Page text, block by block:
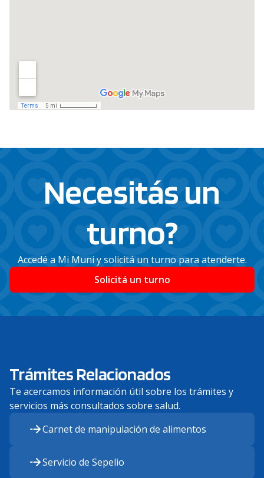
Necesitás un
turno?
Accedé a Mi Muni y solicitá un turno para atenderte.
Solicitá un turno
Trámites Relacionados
Te acercamos información útil sobre los trámites y
servicios más consultados sobre salud.
Carnet de manipulación de alimentos
Servicio de Sepelio